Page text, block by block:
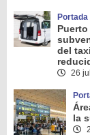
Portada
del
26
la